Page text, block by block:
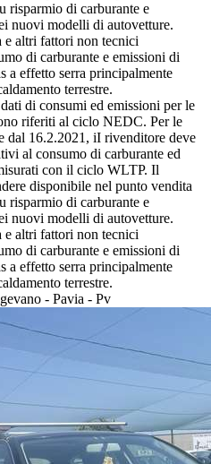
risparmio di carburante e
nuovi modelli di autovetture.
e altri fattori non tecnici
di carburante e emissioni di
a effetto serra principalmente
terrestre.
di consumi ed emissioni per le
riferiti al ciclo NEDC. Per le
dal 16.2.2021, iI rivenditore deve
al consumo di carburante ed
con il ciclo WLTP. Il
disponibile nel punto vendita
risparmio di carburante e
nuovi modelli di autovetture.
e altri fattori non tecnici
di carburante e emissioni di
a effetto serra principalmente
terrestre.
- Pavia - Pv